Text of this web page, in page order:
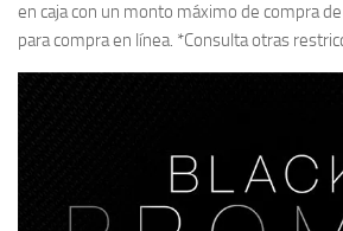
en caja con un monto máximo de compra
para compra en línea. *Consulta otras